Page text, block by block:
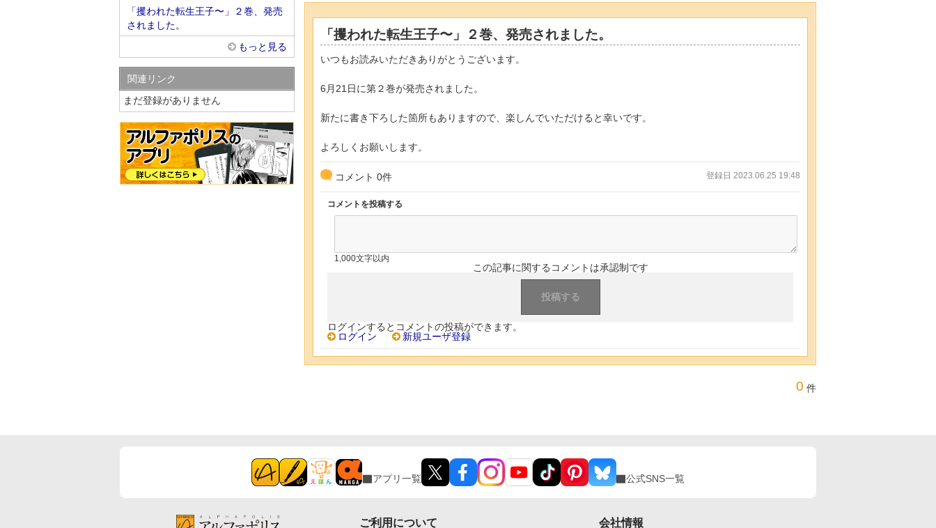
「攫われた転生王子〜」２巻、発売されました。
いつもお読みいただきありがとうございます。
6月21日に第２巻が発売されました。
新たに書き下ろした箇所もありますので、楽しんでいただけると幸いです。
よろしくお願いします。
コメント 0件 登録日 2023.06.25 19:48
コメントを投稿する
1,000文字以内
この記事に関するコメントは承認制です
ログインするとコメントの投稿ができます。
ログイン
新規ユーザ登録
0 件
「攫われた転生王子〜」２巻、発売
されました。
もっと見る
関連リンク
まだ登録がありません
アプリ一覧 公式SNS一覧
ご利用について 会社情報